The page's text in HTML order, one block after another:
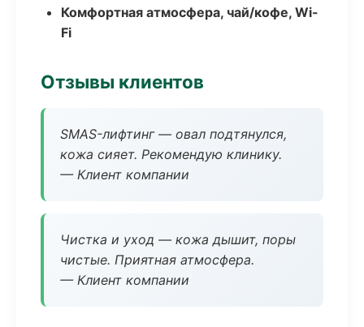
Комфортная атмосфера, чай/кофе, Wi-
Fi
Отзывы клиентов
SMAS-лифтинг — овал подтянулся,
кожа сияет. Рекомендую клинику.
— Клиент компании
Чистка и уход — кожа дышит, поры
чистые. Приятная атмосфера.
— Клиент компании